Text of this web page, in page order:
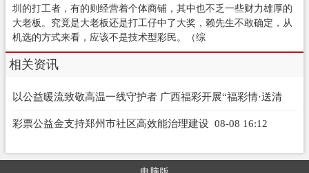
圳的打工者，有的则经营着个体商铺，其中也不乏一些财力雄厚的
大老板。究竟是大老板还是打工仔中了大奖，赖先生不敢确定，从
机选的方式来看，应该不是技术型彩民。（综
相关资讯
以公益暖流致敬高温一线守护者 广西福彩开展“福彩情·送清
凉”公益行活动 08-08 16:13
彩票公益金支持郑州市社区高效能治理建设 08-08 16:12